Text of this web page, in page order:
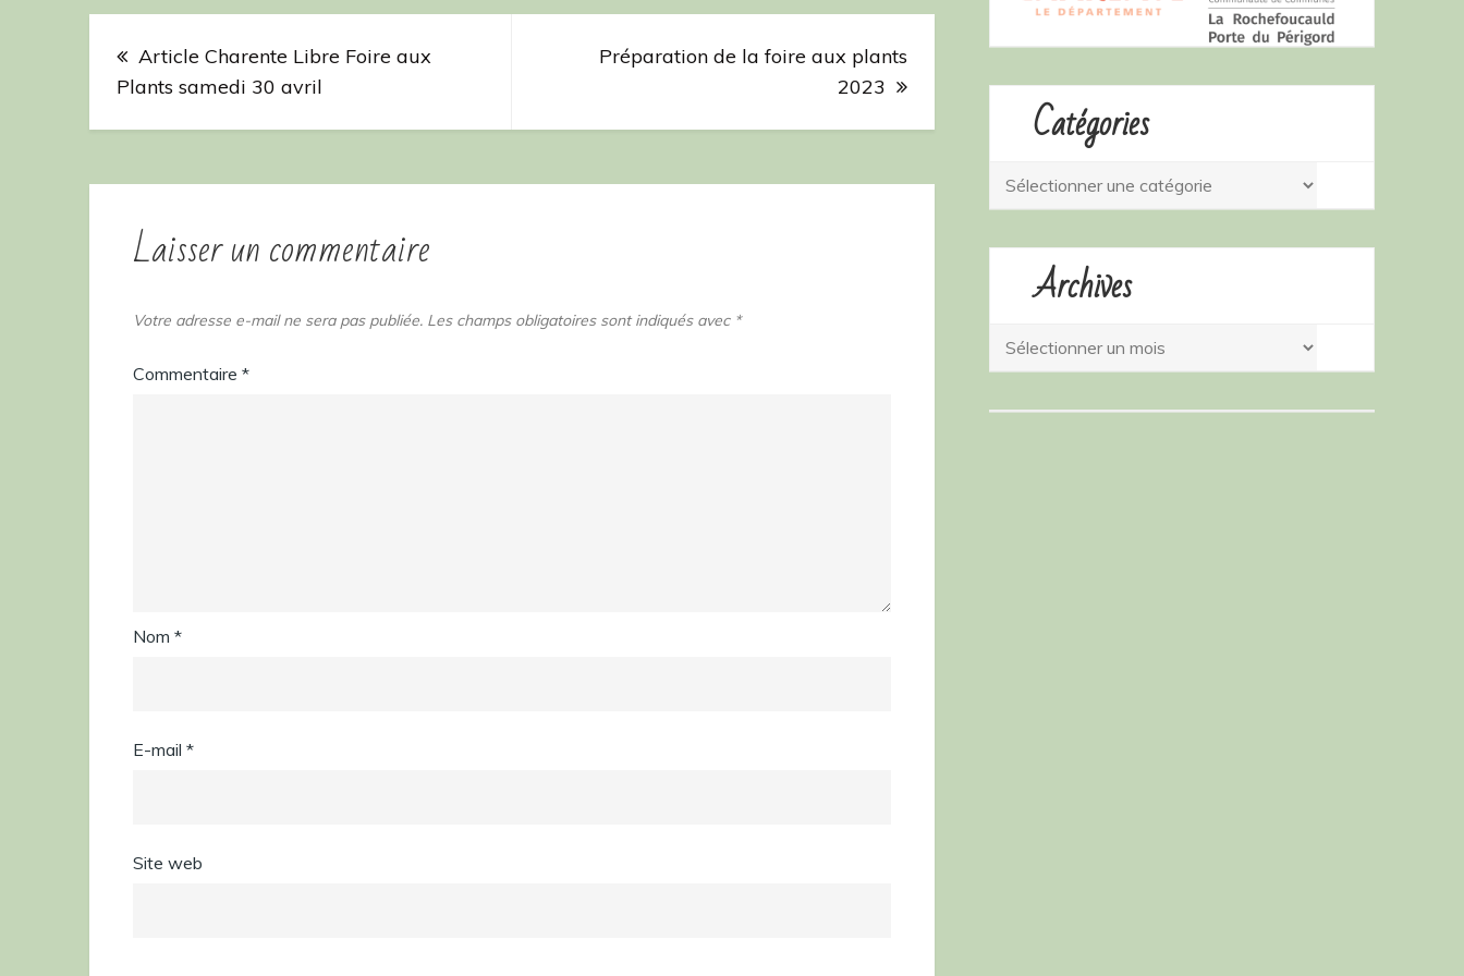
Navigation
de
l’article
Article Charente Libre Foire aux
Plants samedi 30 avril
Préparation de la foire aux plants
2023
Laisser un commentaire
Votre adresse e-mail ne sera pas publiée. Les champs obligatoires sont indiqués avec *
Commentaire *
Nom *
E-mail *
Site web
Catégories
Catégories
Archives
Archives